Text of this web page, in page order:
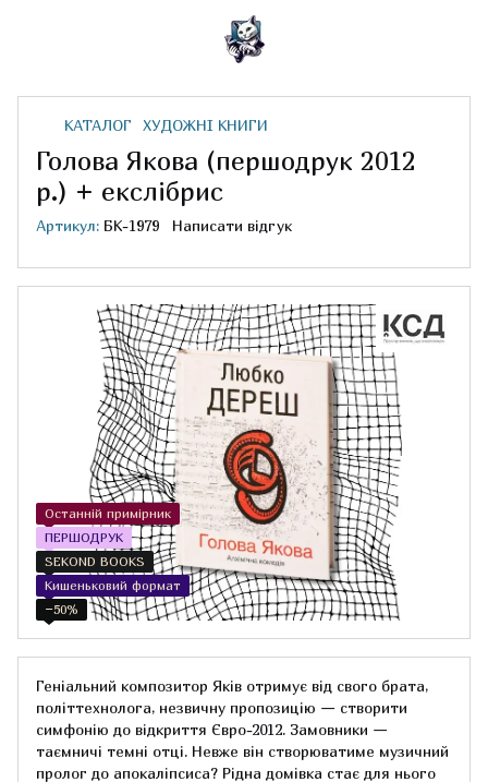
КАТАЛОГ ХУДОЖНІ КНИГИ
Голова Якова (першодрук 2012
р.) + екслібрис
Артикул: БК-1979 Написати відгук
Останній примірник
ПЕРШОДРУК
SEKOND BOOKS
Кишеньковий формат
−50%
Геніальний композитор Яків отримує від свого брата,
політтехнолога, незвичну пропозицію — створити
симфонію до відкриття Євро-2012. Замовники —
таємничі темні отці. Невже він створюватиме музичний
пролог до апокаліпсиса? Рідна домівка стає для нього